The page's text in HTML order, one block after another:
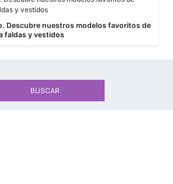
Descubre nuestros modelos favoritos de
faldas y vestidos
BUSCAR